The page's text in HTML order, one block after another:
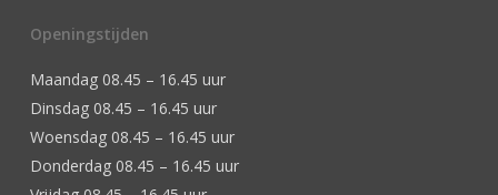
Openingstijden
Maandag 08.45 – 16.45 uur
Dinsdag 08.45 – 16.45 uur
Woensdag 08.45 – 16.45 uur
Donderdag 08.45 – 16.45 uur